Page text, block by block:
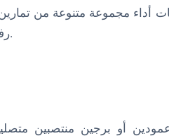
أداء مجموعة متنوعة من
أو أقفاص.
أو برجين منتصبين